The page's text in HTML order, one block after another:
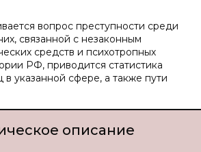
вопрос преступности среди
связанной с незаконным
средств и психотропных
РФ, приводится статистика
в указанной сфере, а также пути
описание